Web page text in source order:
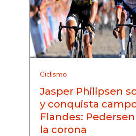
Ciclismo
Jasper Philipsen
y conquista
Flandes:
la corona